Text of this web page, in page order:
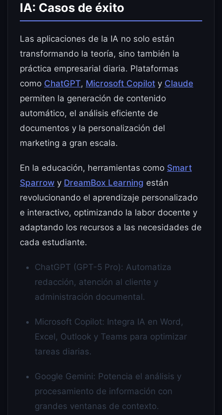
IA: Casos de éxito
Las aplicaciones de la IA no solo están
transformando la teoría, sino también la
práctica empresarial diaria. Plataformas
como ChatGPT, Microsoft Copilot y Claude
permiten la generación de contenido
automático, el análisis eficiente de
documentos y la personalización del
marketing a gran escala.
En la educación, herramientas como Smart
Sparrow y DreamBox Learning están
revolucionando el aprendizaje personalizado
e interactivo, optimizando la labor docente y
adaptando los recursos a las necesidades de
cada estudiante.
ChatGPT (GPT-5 Pro): Automatiza
redacción, atención al cliente y
administración documental.
Microsoft Copilot: Integra IA en Word,
Excel, Outlook y Teams para optimizar
tareas diarias.
Google Gemini: Potencia el análisis y
procesamiento de información con
grandes ventanas de contexto.